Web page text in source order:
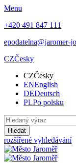
Menu
+420 491 847 111
epodatelna@jaromer-
CZČesky
CZČesky
ENEnglish
DEDeutsch
PLPo polsku
Hledat
rozšířené vyhledávání